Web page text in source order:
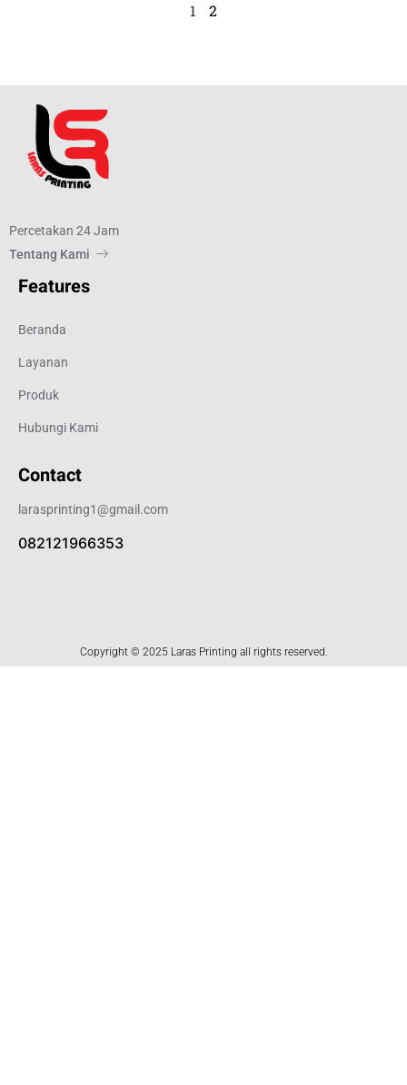
1 2
Percetakan 24 Jam
Tentang Kami
Features
Beranda
Layanan
Produk
Hubungi Kami
Contact
larasprinting1@gmail.com
082121966353
Copyright © 2025 Laras Printing all rights reserved.